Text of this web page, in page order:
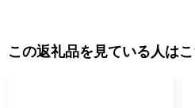
この返礼品を見ている人は